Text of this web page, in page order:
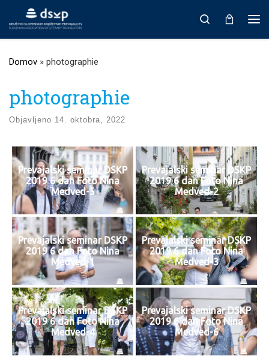
Prikaži vso vsebino
Search
Domov » photographie
photographie
Objavljeno 14. oktobra, 2022
Prevajalski seminar DSKP
2019 6 dan Foto Nina
Medved-5
Prevajalski seminar DSKP
2019 6 dan Foto Nina
Medved-2
Prevajalski seminar DSKP
2019 6 dan Foto Nina
Medved-1
Prevajalski seminar DSKP
2019 6 dan Foto Nina
Medved-3
Prevajalski seminar DSKP
2019 6 dan Foto Nina
Medved-4
Prevajalski seminar DSKP
2019 6 dan Foto Nina
Medved-6